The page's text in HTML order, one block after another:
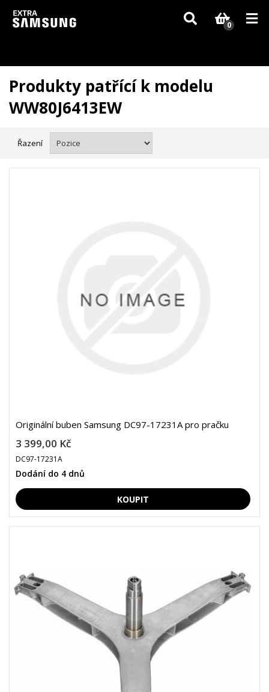
Vzhledem k aktuální situaci se může dodání dílů, které nejsou skladem,
zpozdit. Děkujeme za pochopení.
0
Produkty patřící k modelu
WW80J6413EW
Řazení
Originální buben Samsung DC97-17231A pro pračku
3 399,00 Kč
DC97-17231A
Dodání do 4 dnů